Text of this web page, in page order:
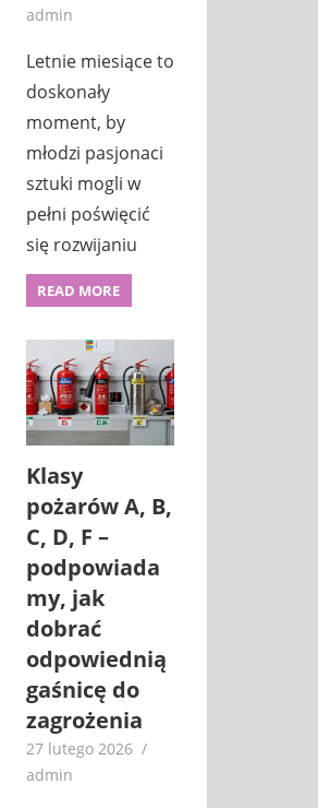
admin
Letnie miesiące to
doskonały
moment, by
młodzi pasjonaci
sztuki mogli w
pełni poświęcić
się rozwijaniu
READ MORE
Klasy
pożarów A, B,
C, D, F –
podpowiada
my, jak
dobrać
odpowiednią
gaśnicę do
zagrożenia
27 lutego 2026
admin